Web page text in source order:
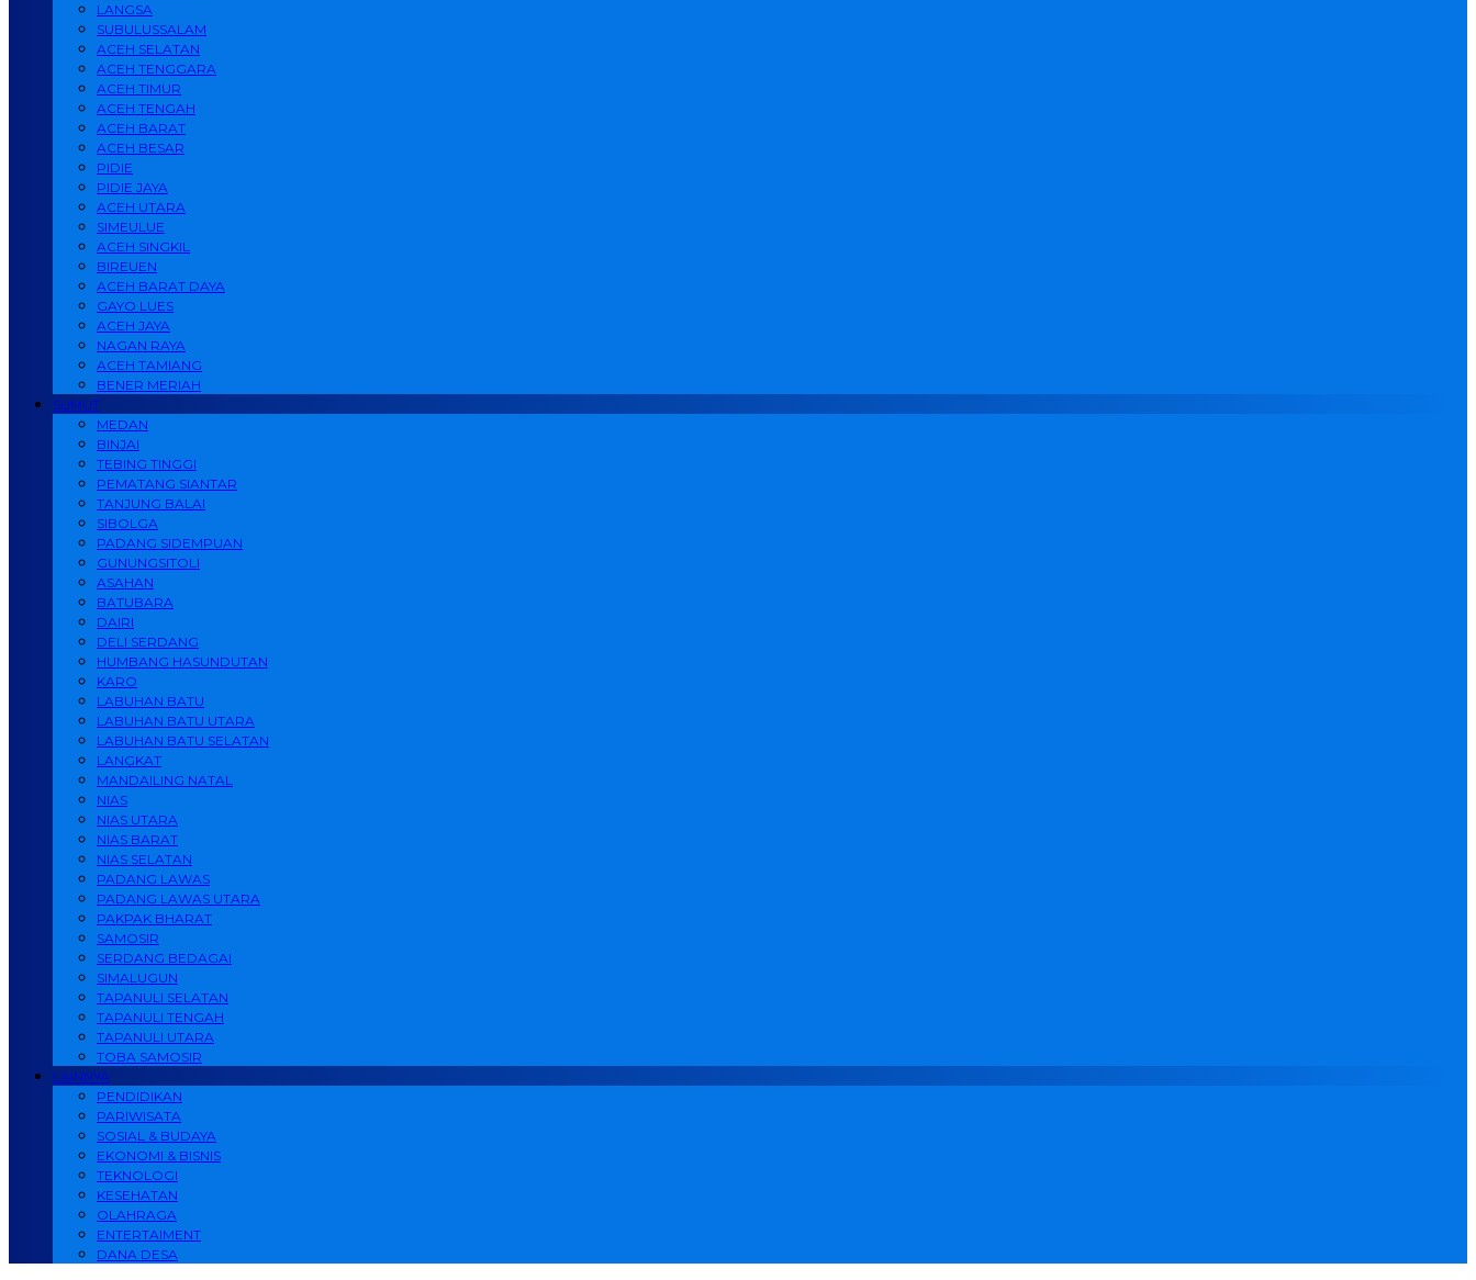
LANGSA
SUBULUSSALAM
ACEH SELATAN
ACEH TENGGARA
ACEH TIMUR
ACEH TENGAH
ACEH BARAT
ACEH BESAR
PIDIE
PIDIE JAYA
ACEH UTARA
SIMEULUE
ACEH SINGKIL
BIREUEN
ACEH BARAT DAYA
GAYO LUES
ACEH JAYA
NAGAN RAYA
ACEH TAMIANG
BENER MERIAH
SUMUT
MEDAN
BINJAI
TEBING TINGGI
PEMATANG SIANTAR
TANJUNG BALAI
SIBOLGA
PADANG SIDEMPUAN
GUNUNGSITOLI
ASAHAN
BATUBARA
DAIRI
DELI SERDANG
HUMBANG HASUNDUTAN
KARO
LABUHAN BATU
LABUHAN BATU UTARA
LABUHAN BATU SELATAN
LANGKAT
MANDAILING NATAL
NIAS
NIAS UTARA
NIAS BARAT
NIAS SELATAN
PADANG LAWAS
PADANG LAWAS UTARA
PAKPAK BHARAT
SAMOSIR
SERDANG BEDAGAI
SIMALUGUN
TAPANULI SELATAN
TAPANULI TENGAH
TAPANULI UTARA
TOBA SAMOSIR
LAINNYA
PENDIDIKAN
PARIWISATA
SOSIAL & BUDAYA
EKONOMI & BISNIS
TEKNOLOGI
KESEHATAN
OLAHRAGA
ENTERTAIMENT
DANA DESA